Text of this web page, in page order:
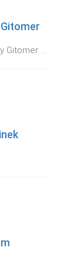
Gitomer ...